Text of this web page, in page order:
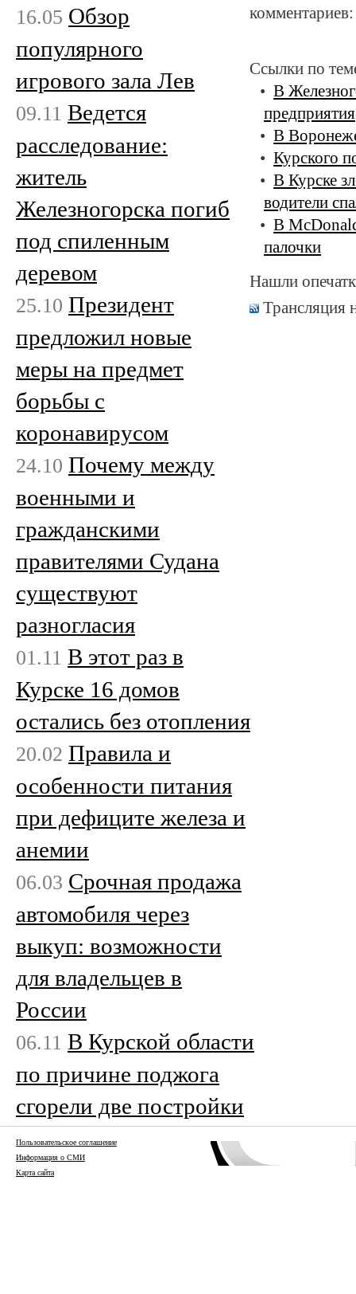
Ссылки по
В
предприятия
В
Курского
В Курске
водители
В
палочки
Нашли
Трансляция
16.05 Обзор
популярного
игрового зала Лев
09.11 Ведется
расследование:
житель
Железногорска погиб
под спиленным
деревом
25.10 Президент
предложил новые
меры на предмет
борьбы с
коронавирусом
24.10 Почему между
военными и
гражданскими
правителями Судана
существуют
разногласия
01.11 В этот раз в
Курске 16 домов
остались без отопления
20.02 Правила и
особенности питания
при дефиците железа и
анемии
06.03 Срочная продажа
автомобиля через
выкуп: возможности
для владельцев в
России
06.11 В Курской области
по причине поджога
сгорели две постройки
Пользовательское соглашение
Информация о СМИ
Карта сайта